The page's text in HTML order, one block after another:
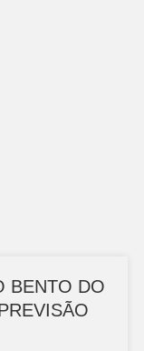
BENTO DO